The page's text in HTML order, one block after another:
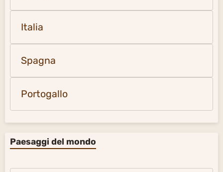
Italia
Spagna
Portogallo
Paesaggi del mondo